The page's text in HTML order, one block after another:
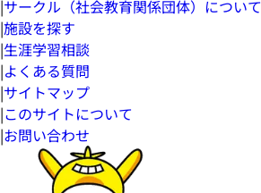
|サークル（社会教育関係団体）について
|施設を探す
|生涯学習相談
|よくある質問
|サイトマップ
|このサイトについて
|お問い合わせ